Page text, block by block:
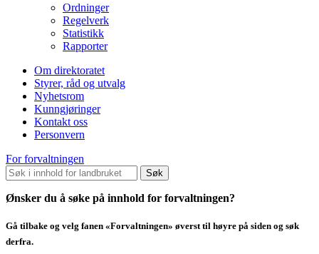
Ordninger
Regelverk
Statistikk
Rapporter
Om direktoratet
Styrer, råd og utvalg
Nyhetsrom
Kunngjøringer
Kontakt oss
Personvern
For forvaltningen
Søk
Ønsker du å søke på innhold for forvaltningen?
Gå tilbake og velg fanen «Forvaltningen» øverst til høyre på siden og søk
derfra.